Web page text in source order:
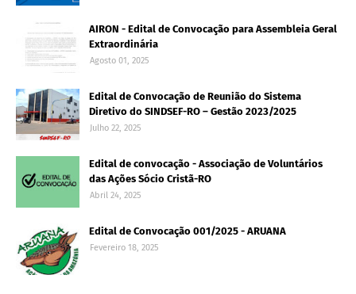
AIRON - Edital de Convocação para Assembleia Geral
Extraordinária
Agosto 01, 2025
Edital de Convocação de Reunião do Sistema
Diretivo do SINDSEF-RO – Gestão 2023/2025
Julho 22, 2025
Edital de convocação - Associação de Voluntários
das Ações Sócio Cristã-RO
Abril 24, 2025
Edital de Convocação 001/2025 - ARUANA
Fevereiro 18, 2025